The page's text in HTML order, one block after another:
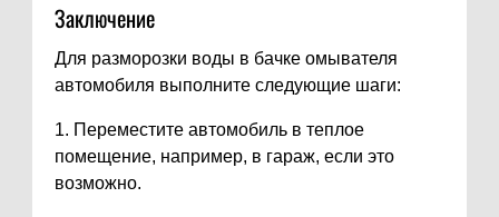
Заключение
Для разморозки воды в бачке омывателя
автомобиля выполните следующие шаги:
1. Переместите автомобиль в теплое
помещение, например, в гараж, если это
возможно.